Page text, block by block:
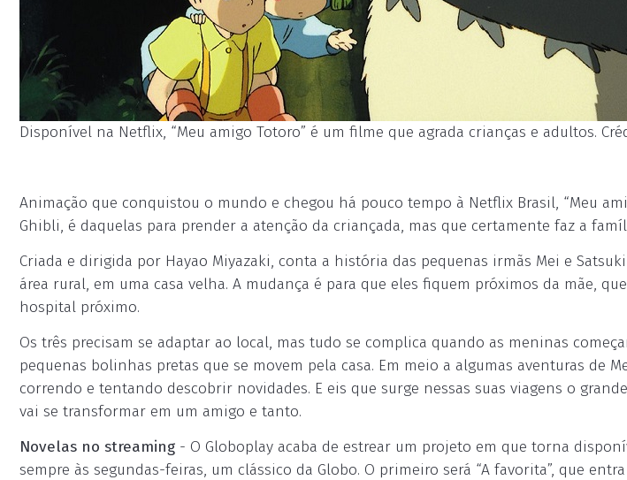
Disponível na Netflix, “Meu amigo Totoro” é um filme que agrada crianças e adultos.
Animação que conquistou o mundo e chegou há pouco tempo à Netflix Brasil, “Meu
Ghibli, é daquelas para prender a atenção da criançada, mas que certamente faz a
Criada e dirigida por Hayao Miyazaki, conta a história das pequenas irmãs Mei e
área rural, em uma casa velha. A mudança é para que eles fiquem próximos da mãe,
hospital próximo.
Os três precisam se adaptar ao local, mas tudo se complica quando as meninas
pequenas bolinhas pretas que se movem pela casa. Em meio a algumas aventuras de
correndo e tentando descobrir novidades. E eis que surge nessas suas viagens o
vai se transformar em um amigo e tanto.
Novelas no streaming - O Globoplay acaba de estrear um projeto em que torna
sempre às segundas-feiras, um clássico da Globo. O primeiro será “A favorita”, que